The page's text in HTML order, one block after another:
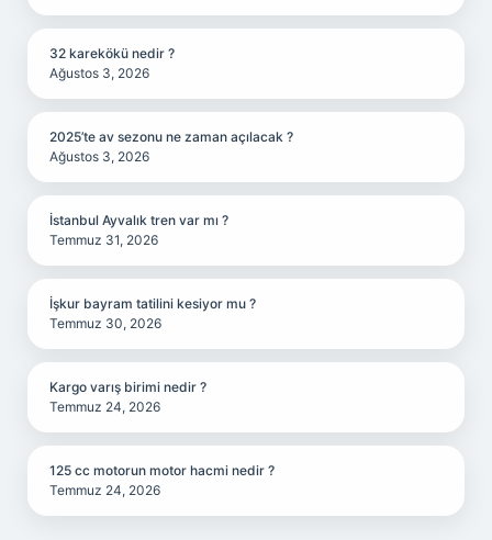
32 karekökü nedir ?
Ağustos 3, 2026
2025’te av sezonu ne zaman açılacak ?
Ağustos 3, 2026
İstanbul Ayvalık tren var mı ?
Temmuz 31, 2026
İşkur bayram tatilini kesiyor mu ?
Temmuz 30, 2026
Kargo varış birimi nedir ?
Temmuz 24, 2026
125 cc motorun motor hacmi nedir ?
Temmuz 24, 2026